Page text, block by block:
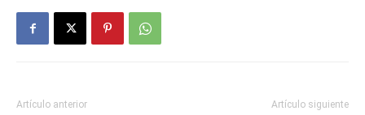
Artículo anterior Artículo siguiente